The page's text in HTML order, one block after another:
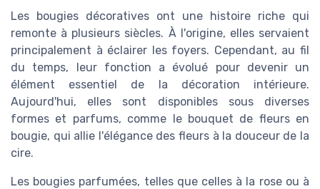
Les bougies décoratives ont une histoire riche qui
remonte à plusieurs siècles. À l'origine, elles servaient
principalement à éclairer les foyers. Cependant, au fil
du temps, leur fonction a évolué pour devenir un
élément essentiel de la décoration intérieure.
Aujourd'hui, elles sont disponibles sous diverses
formes et parfums, comme le bouquet de fleurs en
bougie, qui allie l'élégance des fleurs à la douceur de la
cire.
Les bougies parfumées, telles que celles à la rose ou à